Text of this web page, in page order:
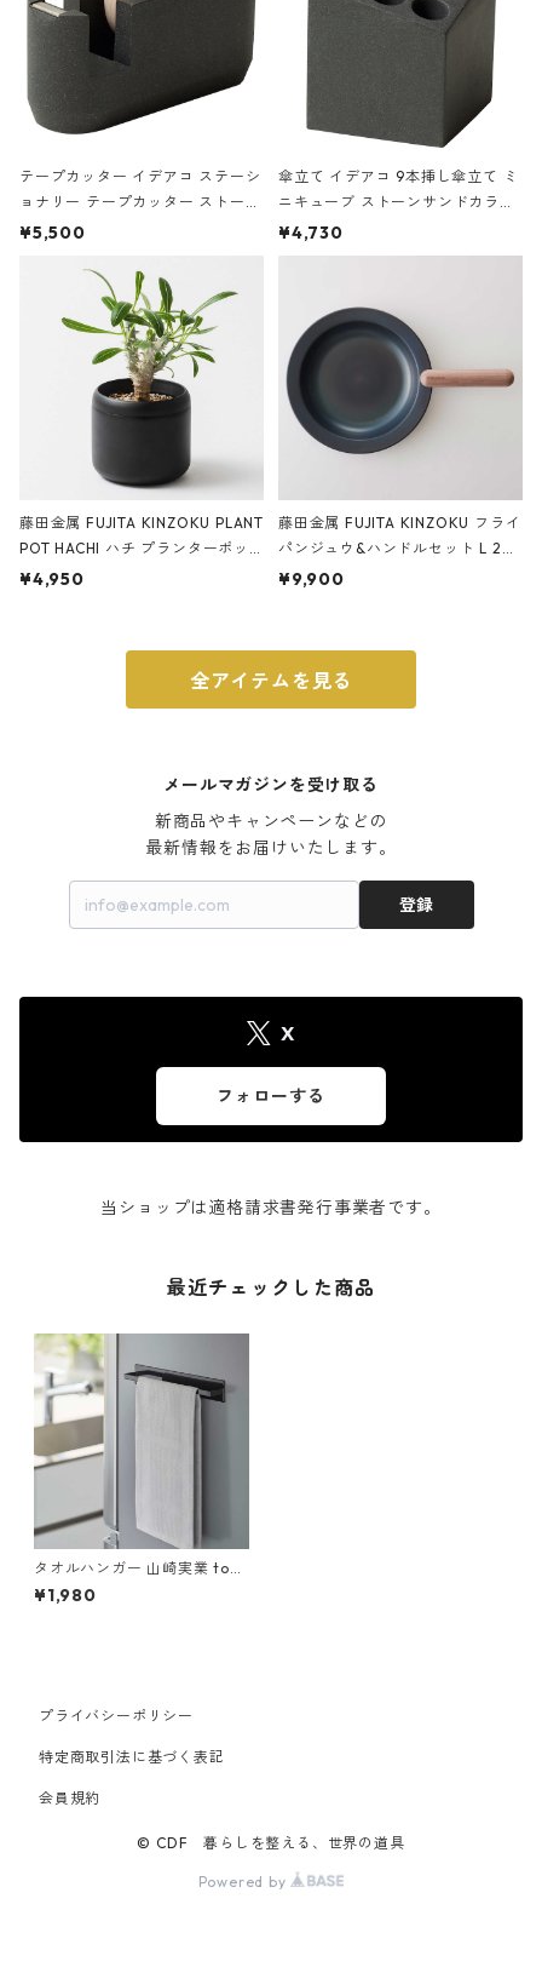
テープカッター イデアコ ステーシ
ョナリー テープカッター ストーン
サンドカラー 石調 ideaco Station
¥5,500
傘立て イデアコ 9本挿し傘立て ミ
ニキューブ ストーンサンドカラー
石調 ideaco Umbrella Stand CUB
E ストーンサンドブラック
¥4,730
藤田金属 FUJITA KINZOKU PLANT
POT HACHI ハチ プランターポッ
ト 3号 ブラック
¥4,950
藤田金属 FUJITA KINZOKU フライ
パンジュウ&ハンドルセット L 24c
m ガス火・IH対応 鉄フライパン
¥9,900
全アイテムを見る
メールマガジンを受け取る
新商品やキャンペーンなどの
最新情報をお届けいたします。
登録
X
フォローする
当ショップは適格請求書発行事業者です。
最近チェックした商品
タオルハンガー 山崎実業 tow
er タワー マグネットキッチン
タオルハンガー ワイド ブラッ
¥1,980
プライバシーポリシー
特定商取引法に基づく表記
会員規約
© CDF 暮らしを整える、世界の道具
Powered by